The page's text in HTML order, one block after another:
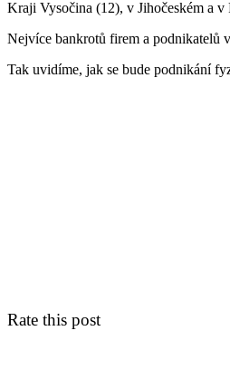
Kraji Vysočina (12), v Jihočeském a v
Nejvíce bankrotů firem a podnikatelů
Tak uvidíme, jak se bude podnikání
Rate this post